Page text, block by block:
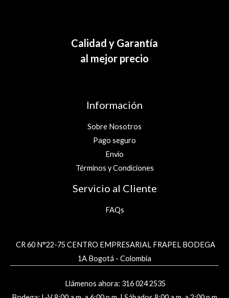
Calidad y Garantía
al mejor precio
Información
Sobre Nosotros
Pago seguro
Envio
Términos y Condiciones
Servicio al Cliente
FAQs
CR 60 N°22-75 CENTRO EMPRESARIAL FRAPEL BODEGA
1A Bogotá - Colombia
Llámenos ahora: 316 024 2535